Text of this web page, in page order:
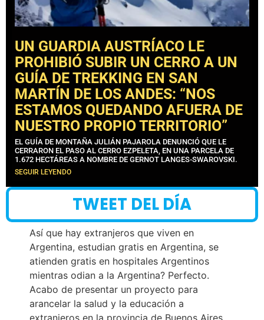
UN GUARDIA AUSTRÍACO LE
PROHIBIÓ SUBIR UN CERRO A UN
GUÍA DE TREKKING EN SAN
MARTÍN DE LOS ANDES: “NOS
ESTAMOS QUEDANDO AFUERA DE
NUESTRO PROPIO TERRITORIO”
EL GUÍA DE MONTAÑA JULIÁN PAJAROLA DENUNCIÓ QUE LE
CERRARON EL PASO AL CERRO EZPELETA, EN UNA PARCELA DE
1.672 HECTÁREAS A NOMBRE DE GERNOT LANGES-SWAROVSKI.
SEGUIR LEYENDO
TWEET DEL DÍA
Así que hay extranjeros que viven en
Argentina, estudian gratis en Argentina, se
atienden gratis en hospitales Argentinos
mientras odian a la Argentina? Perfecto.
Acabo de presentar un proyecto para
arancelar la salud y la educación a